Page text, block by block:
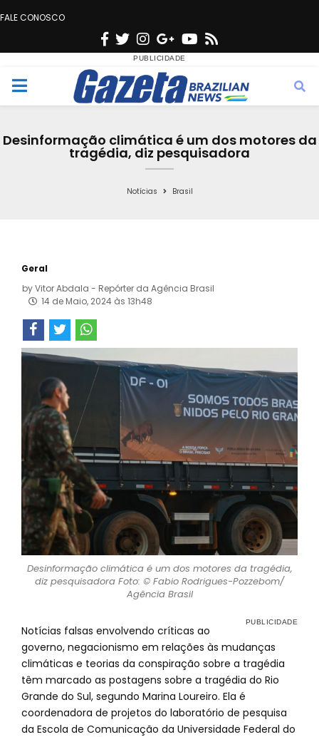
FALE CONOSCO
F
c
e
o
T
w
i
t
e
n
s
t
g
r
a
G
o
o
g
e
Y
u
t
b
s
M
Desinformação climática é um dos motores da
tragédia, diz pesquisadora
Notícias Brasil
Geral
byVitor Abdala - Repórter da Agência Brasil
14 de Maio, 2024 às 13h48
Desinformação climática é um dos motores da tragédia,
diz pesquisadora Foto: © Fabio Rodrigues-Pozzebom/
Agência Brasil
Notícias falsas envolvendo críticas ao
governo, negacionismo em relações às mudanças
climáticas e teorias da conspiração sobre a tragédia
têm marcado as postagens sobre a tragédia do Rio
Grande do Sul, segundo Marina Loureiro. Ela é
coordenadora de projetos do laboratório de pesquisa
da Escola de Comunicação da Universidade Federal do